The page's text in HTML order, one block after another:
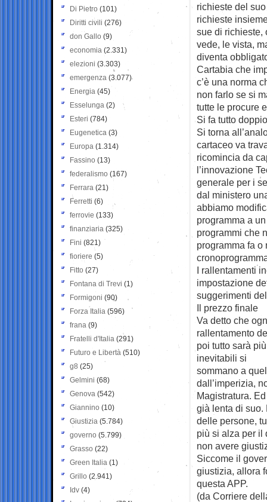
richieste del
richieste
sue di richieste,
vede, le vista,
diventa
Cartabia che
c’è una norma
non farlo se si
tutte le procure
Si fa tutto doppio
Si torna
cartaceo va
ricomincia da
l’innovazione
generale per i
dal ministero
abbiamo
programma a
programmi che
programma fa
I rallentamenti
impostazione
suggerimenti
Il prezzo finale
Va detto che
rallentamento
poi tutto sarà
inevitabili si
sommano a
dall’imperizia,
Magistratura.
già lenta di suo.
delle persone,
più si alza per il
non avere
Siccome il
giustizia, allora
questa APP.
(da Corriere
Di Pietro (101)
Diritti civili (276)
don Gallo (9)
economia (2.331)
elezioni (3.303)
emergenza (3.077)
Energia (45)
Esselunga (2)
Esteri (784)
Eugenetica (3)
Europa (1.314)
Fassino (13)
federalismo (167)
Ferrara (21)
Ferretti (6)
ferrovie (133)
finanziaria (325)
Fini (821)
fioriere (5)
Fitto (27)
Fontana di Trevi (1)
Formigoni (90)
Forza Italia (596)
frana (9)
Fratelli d'Italia (291)
Futuro e Libertà (510)
g8 (25)
Gelmini (68)
Genova (542)
Giannino (10)
Giustizia (5.784)
governo (5.799)
Grasso (22)
Green Italia (1)
Grillo (2.941)
Idv (4)